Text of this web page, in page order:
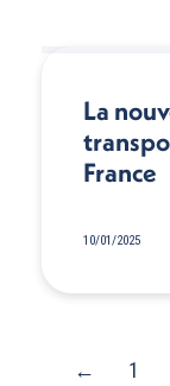
La
France
10/01/2025
← 1